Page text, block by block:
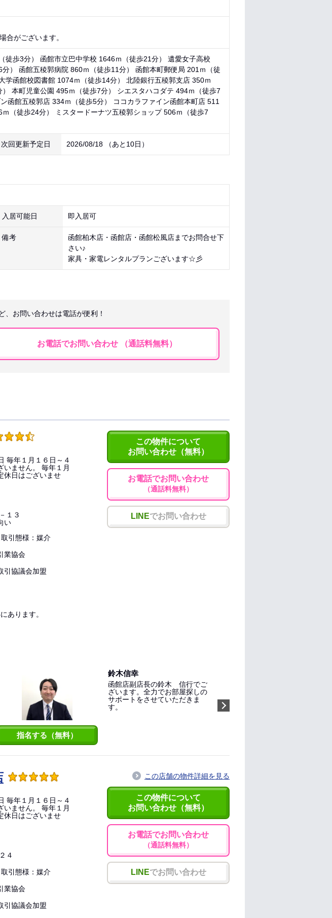
合がございます。
徒歩3分） 函館市立巴中学校 1646ｍ（徒歩21分） 遺愛女子高校
） 函館五稜郭病院 860ｍ（徒歩11分） 函館本町郵便局 201ｍ（徒
函館校図書館 1074ｍ（徒歩14分） 北陸銀行五稜郭支店 350ｍ
本町児童公園 495ｍ（徒歩7分） シエスタハコダテ 494ｍ（徒歩7
函館五稜郭店 334ｍ（徒歩5分） ココカラファイン函館本町店 511
（徒歩24分） ミスタードーナツ五稜郭ショップ 506ｍ（徒歩7
次回更新予定日 2026/08/18 （あと 10日 ）
入居可能日 即入居可
備考
函館柏木店・函館店・函館松風店までお問合せ下
さい♪
家具・家電レンタルプランございます☆彡
、お問い合わせは電話が便利！
お電話でお問い合わせ （通話料無料）
毎年１月１６日～４
いません。 毎年１月
休日はございませ
１３
い
引態様：媒介
業協会
引協議会加盟
この物件について
お問い合わせ（無料）
お電話でお問い合わせ
（通話料無料）
LINEでお問い合わせ
あります。
指名する（無料）
鈴木信幸
函館店副店長の鈴木 信行でご
ざいます。全力でお部屋探しの
サポートをさせていただきま
す。
毎年１月１６日～４
いません。 毎年１月
休日はございませ
４
引態様：媒介
業協会
引協議会加盟
この店舗の物件詳細を見る
この物件について
お問い合わせ（無料）
お電話でお問い合わせ
（通話料無料）
LINEでお問い合わせ